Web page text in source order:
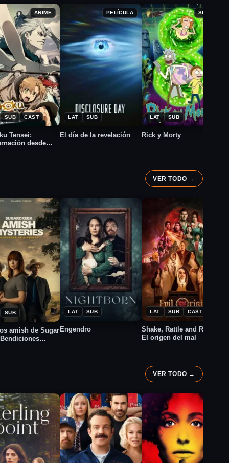
ANIME
SUB CAST
Tensei:
desde
PELÍCULA
LAT SUB
2026
El día de la revelación
SERIE
LAT SUB
★
8.7
2013
Rick y Morty
VER TODO →
SUB
amish de Sugar
LAT SUB
★
6.5
2026
Engendro
LAT SUB CAST
★
3.0
2026
Shake, Rattle and Roll 17:
El origen del mal
VER TODO →